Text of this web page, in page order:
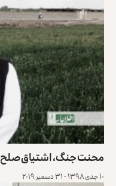
محنت جنگ، اشتیاق صلح
۱۰ جدی ۱۳۹۸ - ۳۱ دسمبر ۲۰۱۹